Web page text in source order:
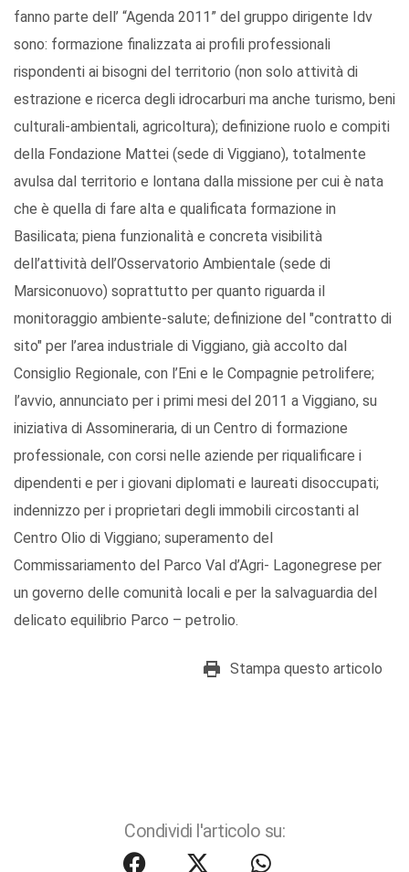
fanno parte dell’ “Agenda 2011” del gruppo dirigente Idv
sono: formazione finalizzata ai profili professionali
rispondenti ai bisogni del territorio (non solo attività di
estrazione e ricerca degli idrocarburi ma anche turismo, beni
culturali-ambientali, agricoltura); definizione ruolo e compiti
della Fondazione Mattei (sede di Viggiano), totalmente
avulsa dal territorio e lontana dalla missione per cui è nata
che è quella di fare alta e qualificata formazione in
Basilicata; piena funzionalità e concreta visibilità
dell’attività dell’Osservatorio Ambientale (sede di
Marsiconuovo) soprattutto per quanto riguarda il
monitoraggio ambiente-salute; definizione del "contratto di
sito" per l’area industriale di Viggiano, già accolto dal
Consiglio Regionale, con l’Eni e le Compagnie petrolifere;
l’avvio, annunciato per i primi mesi del 2011 a Viggiano, su
iniziativa di Assomineraria, di un Centro di formazione
professionale, con corsi nelle aziende per riqualificare i
dipendenti e per i giovani diplomati e laureati disoccupati;
indennizzo per i proprietari degli immobili circostanti al
Centro Olio di Viggiano; superamento del
Commissariamento del Parco Val d’Agri- Lagonegrese per
un governo delle comunità locali e per la salvaguardia del
delicato equilibrio Parco – petrolio.
Stampa questo articolo
Condividi l'articolo su: